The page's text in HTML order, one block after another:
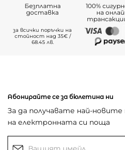
Безплатна
доставка
за всички поръчки на
стойност над 35€ /
68.45 лв.
100%
на
Абонирайте се за бюлетина ни
За да получавате най-
на електронната си поща